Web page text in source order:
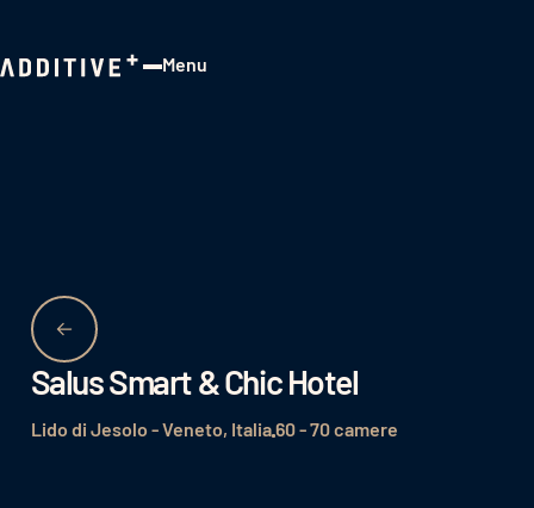
Menu
Salus Smart & Chic Hotel
Lido di Jesolo - Veneto, Italia60 - 70 camere